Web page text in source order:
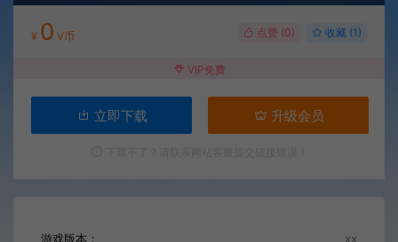
¥ 0 V币 点赞 (0) 收藏 (1)
VIP免费
立即下载 升级会员
游戏版本： xx